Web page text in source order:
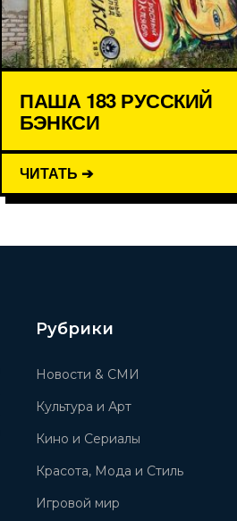
ПАША 183 РУССКИЙ
БЭНКСИ
ЧИТАТЬ ➔
Рубрики
Новости & СМИ
Культура и Арт
Кино и Сериалы
Красота, Мода и Стиль
Игровой мир